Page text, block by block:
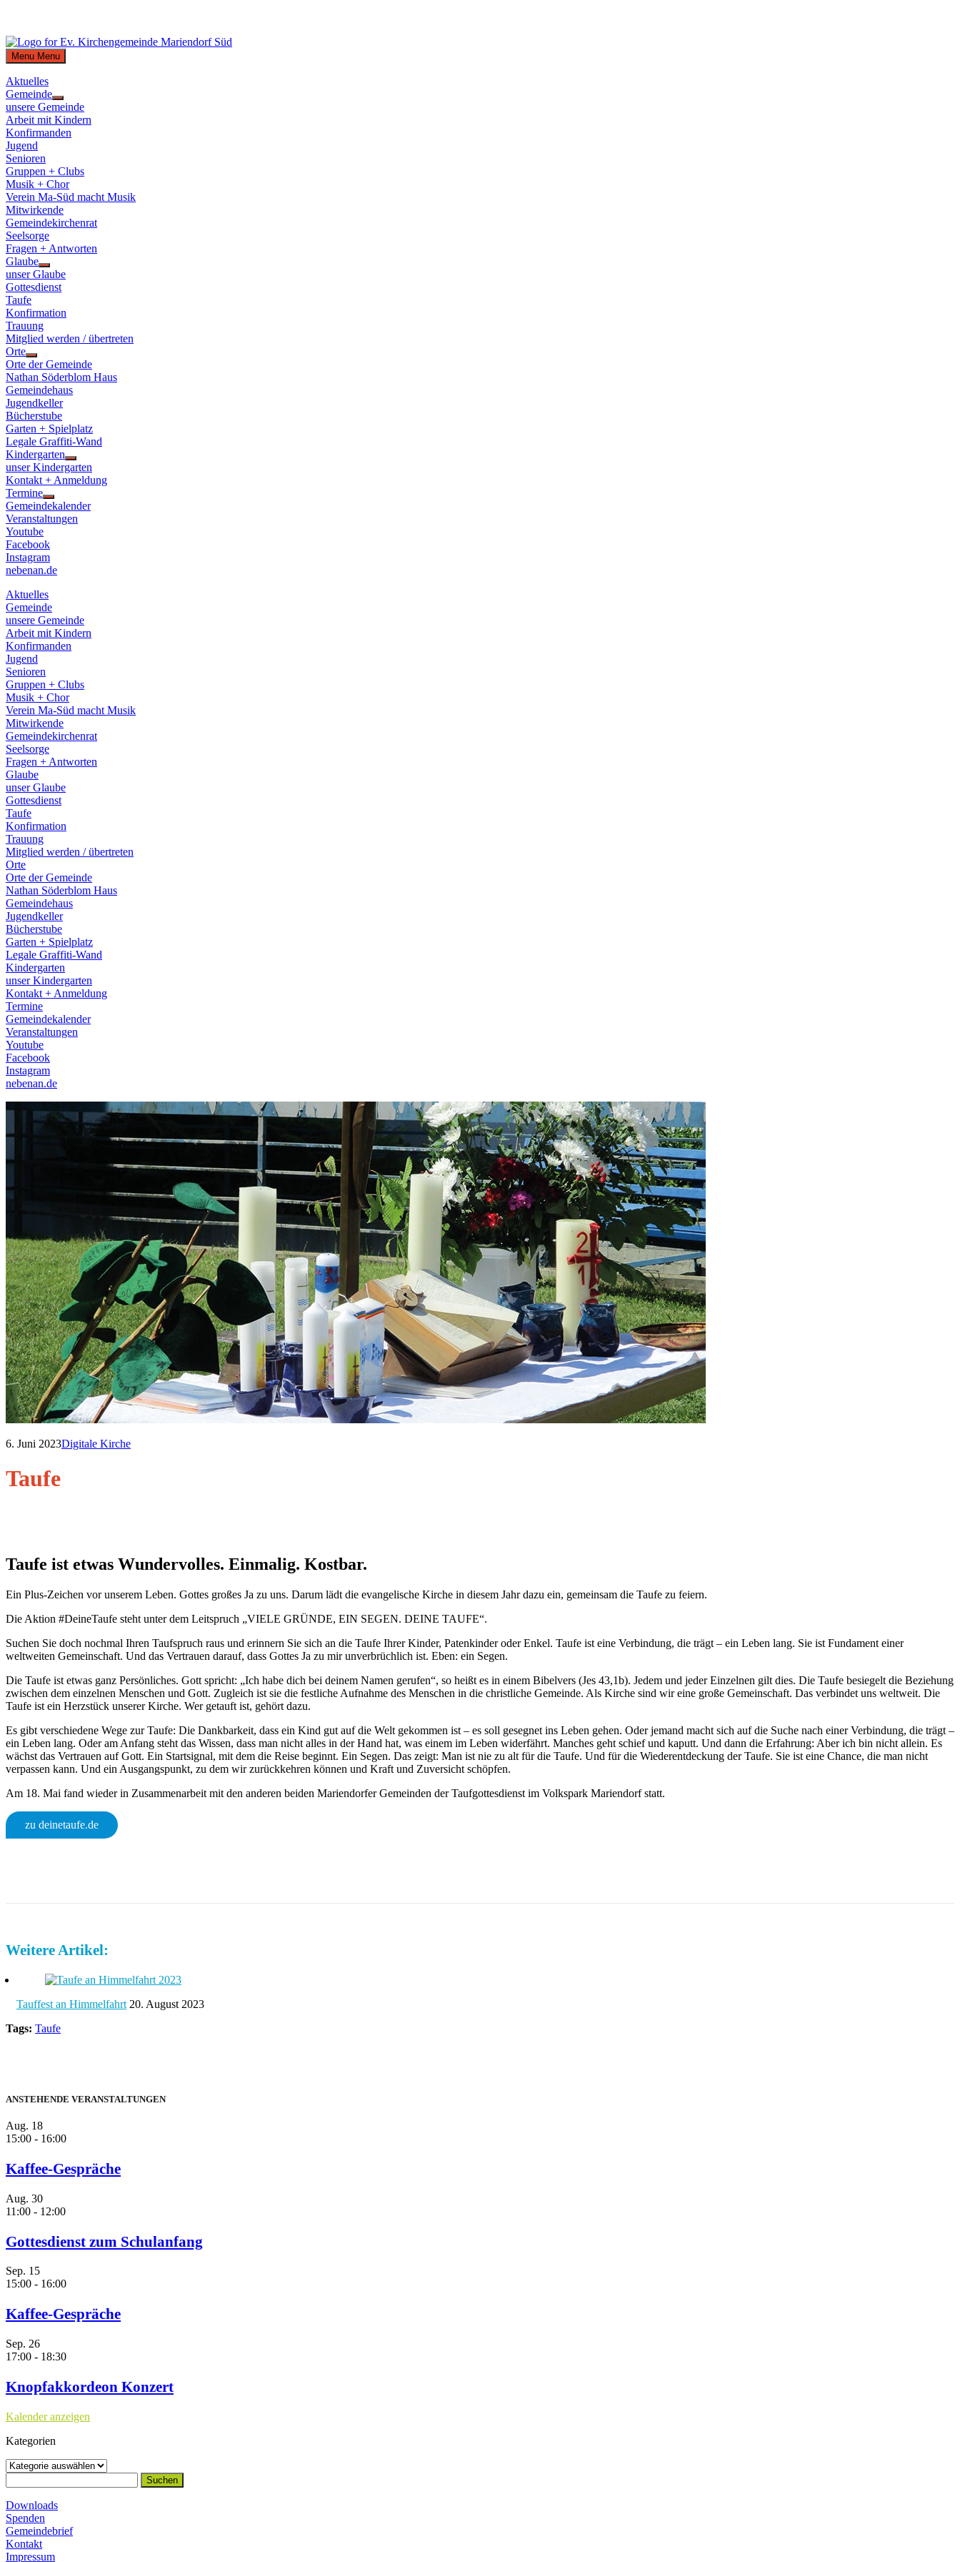
Skip
to
content
Menu Menu
Aktuelles
Gemeinde
Show
sub
menu
unsere Gemeinde
Arbeit mit Kindern
Konfirmanden
Jugend
Senioren
Gruppen + Clubs
Musik + Chor
Verein Ma-Süd macht Musik
Mitwirkende
Gemeindekirchenrat
Seelsorge
Fragen + Antworten
Glaube
Show
sub
menu
unser Glaube
Gottesdienst
Taufe
Konfirmation
Trauung
Mitglied werden / übertreten
Orte
Show
sub
menu
Orte der Gemeinde
Nathan Söderblom Haus
Gemeindehaus
Jugendkeller
Bücherstube
Garten + Spielplatz
Legale Graffiti-Wand
Kindergarten
Show
sub
menu
unser Kindergarten
Kontakt + Anmeldung
Termine
Show
sub
menu
Gemeindekalender
Veranstaltungen
Youtube
Facebook
Instagram
nebenan.de
Aktuelles
Gemeinde
unsere Gemeinde
Arbeit mit Kindern
Konfirmanden
Jugend
Senioren
Gruppen + Clubs
Musik + Chor
Verein Ma-Süd macht Musik
Mitwirkende
Gemeindekirchenrat
Seelsorge
Fragen + Antworten
Glaube
unser Glaube
Gottesdienst
Taufe
Konfirmation
Trauung
Mitglied werden / übertreten
Orte
Orte der Gemeinde
Nathan Söderblom Haus
Gemeindehaus
Jugendkeller
Bücherstube
Garten + Spielplatz
Legale Graffiti-Wand
Kindergarten
unser Kindergarten
Kontakt + Anmeldung
Termine
Gemeindekalender
Veranstaltungen
Youtube
Facebook
Instagram
nebenan.de
6. Juni 2023Digitale Kirche
Taufe
Taufe ist etwas Wundervolles. Einmalig. Kostbar.
Ein Plus-Zeichen vor unserem Leben. Gottes großes Ja zu uns. Darum lädt die evangelische Kirche in diesem Jahr dazu ein, gemeinsam die Taufe zu feiern.
Die Aktion #DeineTaufe steht unter dem Leitspruch „VIELE GRÜNDE, EIN SEGEN. DEINE TAUFE“.
Suchen Sie doch nochmal Ihren Taufspruch raus und erinnern Sie sich an die Taufe Ihrer Kinder, Patenkinder oder Enkel. Taufe ist eine Verbindung, die trägt – ein Leben lang. Sie ist Fundament einer
weltweiten Gemeinschaft. Und das Vertrauen darauf, dass Gottes Ja zu mir unverbrüchlich ist. Eben: ein Segen.
Die Taufe ist etwas ganz Persönliches. Gott spricht: „Ich habe dich bei deinem Namen gerufen“, so heißt es in einem Bibelvers (Jes 43,1b). Jedem und jeder Einzelnen gilt dies. Die Taufe besiegelt die Beziehung
zwischen dem einzelnen Menschen und Gott. Zugleich ist sie die festliche Aufnahme des Menschen in die christliche Gemeinde. Als Kirche sind wir eine große Gemeinschaft. Das verbindet uns weltweit. Die
Taufe ist ein Herzstück unserer Kirche. Wer getauft ist, gehört dazu.
Es gibt verschiedene Wege zur Taufe: Die Dankbarkeit, dass ein Kind gut auf die Welt gekommen ist – es soll gesegnet ins Leben gehen. Oder jemand macht sich auf die Suche nach einer Verbindung, die trägt –
ein Leben lang. Oder am Anfang steht das Wissen, dass man nicht alles in der Hand hat, was einem im Leben widerfährt. Manches geht schief und kaputt. Und dann die Erfahrung: Aber ich bin nicht allein. Es
wächst das Vertrauen auf Gott. Ein Startsignal, mit dem die Reise beginnt. Ein Segen. Das zeigt: Man ist nie zu alt für die Taufe. Und für die Wiederentdeckung der Taufe. Sie ist eine Chance, die man nicht
verpassen kann. Und ein Ausgangspunkt, zu dem wir zurückkehren können und Kraft und Zuversicht schöpfen.
Am 18. Mai fand wieder in Zusammenarbeit mit den anderen beiden Mariendorfer Gemeinden der Taufgottesdienst im Volkspark Mariendorf statt.
zu deinetaufe.de
Weitere Artikel:
Tauffest an Himmelfahrt 20. August 2023
Tags: Taufe
ANSTEHENDE VERANSTALTUNGEN
Aug. 18
15:00 - 16:00
Kaffee-Gespräche
Aug. 30
11:00 - 12:00
Gottesdienst zum Schulanfang
Sep. 15
15:00 - 16:00
Kaffee-Gespräche
Sep. 26
17:00 - 18:30
Knopfakkordeon Konzert
Kalender anzeigen
Kategorien
Kategorien
nach:
Downloads
Spenden
Gemeindebrief
Kontakt
Impressum